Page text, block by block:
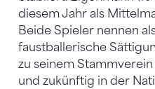
diesem Jahr als
Beide Spieler nennen
faustballerische
zu seinem
und zukünftig in der